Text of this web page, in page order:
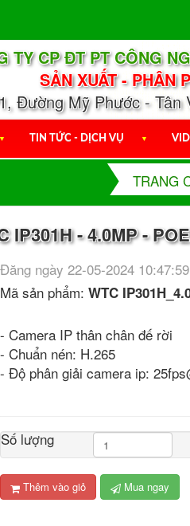
TY CP ĐT PT CÔNG
SẢN XUẤT - PHÂN
Đường Mỹ Phước - Tân
▼ TIN TỨC - DỊCH VỤ ▼
TRANG
IP301H - 4.0MP -
Đăng ngày 22-05-2024
Mã sản phẩm:WTC
- Camera IP thân chân đế rời
- Chuẩn nén: H.265
- Độ phân giải camera ip:
Số lượng
Thêm vào giỏ Mua ngay